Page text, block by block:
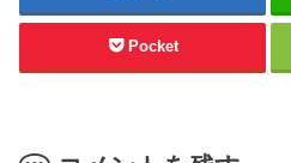
Pocket